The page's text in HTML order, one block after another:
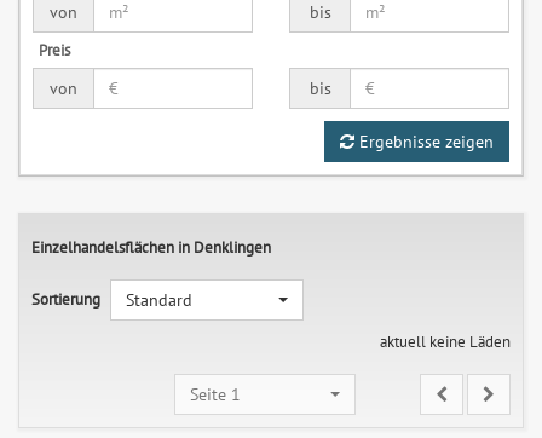
von
bis
Preis
von
bis
Ergebnisse zeigen
Einzelhandelsflächen in Denklingen
Sortierung
Standard
aktuell keine Läden
Seite 1